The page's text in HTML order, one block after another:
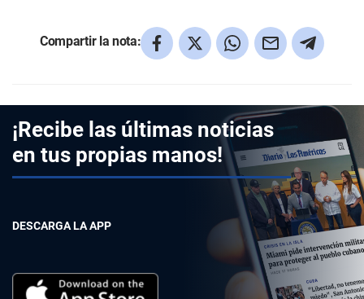
Compartir la nota:
¡Recibe las últimas noticias
en tus propias manos!
DESCARGA LA APP